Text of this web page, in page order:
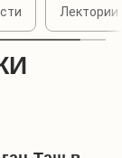
Лектории